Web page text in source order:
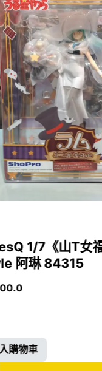
1/7《山T女
阿琳 84315
購物車